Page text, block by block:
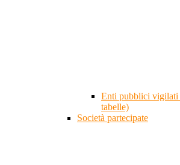
Enti pubblici vigilati
tabelle)
Società partecipate